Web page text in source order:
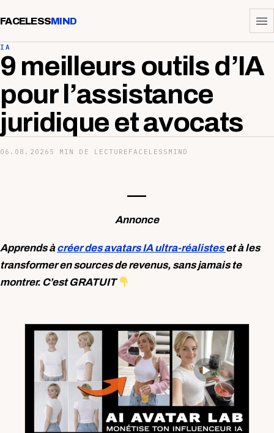
FACELESSMIND
IA
9 meilleurs outils d’IA
pour l’assistance
juridique et avocats
06.08.2026 5 MIN DE LECTURE FACELESSMIND
—-
Annonce
Apprends àcréer des avatars IA ultra-réalisteset à les
transformer en sources de revenus, sans jamais te
montrer. C’est GRATUIT